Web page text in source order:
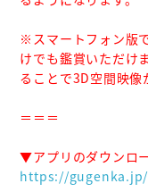
※スマートフォン版
けでも鑑賞いただけ
ることで3D空間映像
＝＝＝
https://